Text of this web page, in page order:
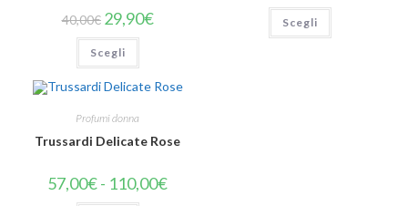
40,00€ 29,90€
Scegli
Scegli
Profumi donna
Trussardi Delicate Rose
57,00€- 110,00€